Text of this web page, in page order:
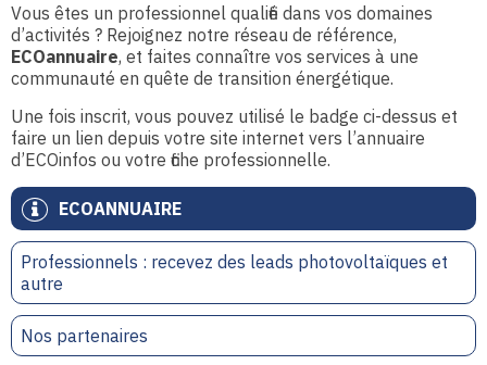
ECOANNUAIRE
Professionnels : recevez des leads photovoltaïques et
autre
Nos partenaires
Vous êtes un professionnel qualifié dans vos domaines
d’activités ? Rejoignez notre réseau de référence,
ECOannuaire, et faites connaître vos services à une
communauté en quête de transition énergétique.
Une fois inscrit, vous pouvez utilisé le badge ci-dessus et
faire un lien depuis votre site internet vers l’annuaire
d’ECOinfos ou votre fiche professionnelle.